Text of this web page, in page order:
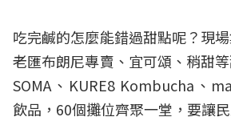
吃完鹹的怎麼能錯過甜點呢？現
老匯布朗尼專賣、宜可頌、稍甜
SOMA、KURE8 Kombucha、
飲品，60個攤位齊聚一堂，要讓